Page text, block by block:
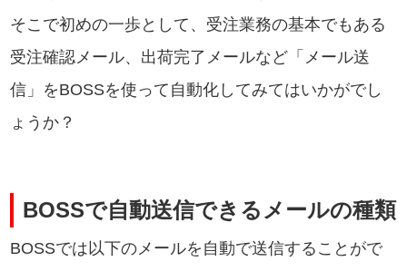
そこで初めの一歩として、受注業務の基本でもある
受注確認メール、出荷完了メールなど「メール送
信」をBOSSを使って自動化してみてはいかがでし
ょうか？
BOSSで自動送信できるメールの種類
BOSSでは以下のメールを自動で送信することがで